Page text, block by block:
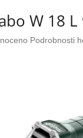
W 18
Podrobnosti